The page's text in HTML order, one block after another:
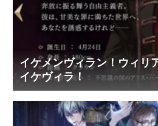
イケメンヴィラン！ウィリ
イケヴィラ！